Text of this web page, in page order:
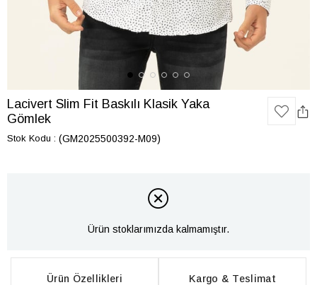
Lacivert Slim Fit Baskılı Klasik Yaka
Gömlek
Stok Kodu (GM2025500392-M09)
Ürün stoklarımızda kalmamıştır.
Ürün Özellikleri Kargo & Teslimat